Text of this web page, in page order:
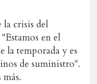
la crisis del
en el
la temporada y es
de suministro".